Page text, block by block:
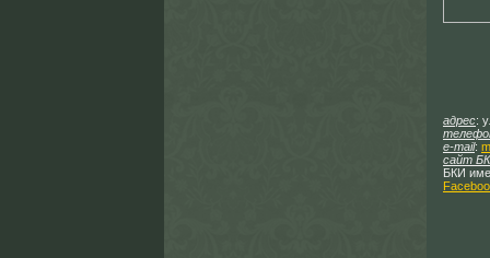
адрес:
e-mail:
сайт
БКИ